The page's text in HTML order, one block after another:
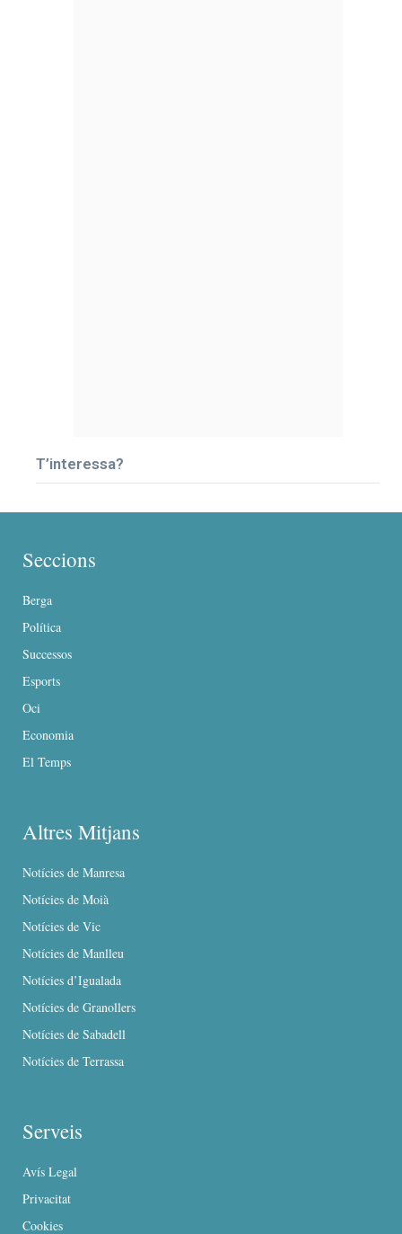
T’interessa?
Seccions
Berga
Política
Successos
Esports
Oci
Economia
El Temps
Altres Mitjans
Notícies de Manresa
Notícies de Moià
Notícies de Vic
Notícies de Manlleu
Notícies d’Igualada
Notícies de Granollers
Notícies de Sabadell
Notícies de Terrassa
Serveis
Avís Legal
Privacitat
Cookies